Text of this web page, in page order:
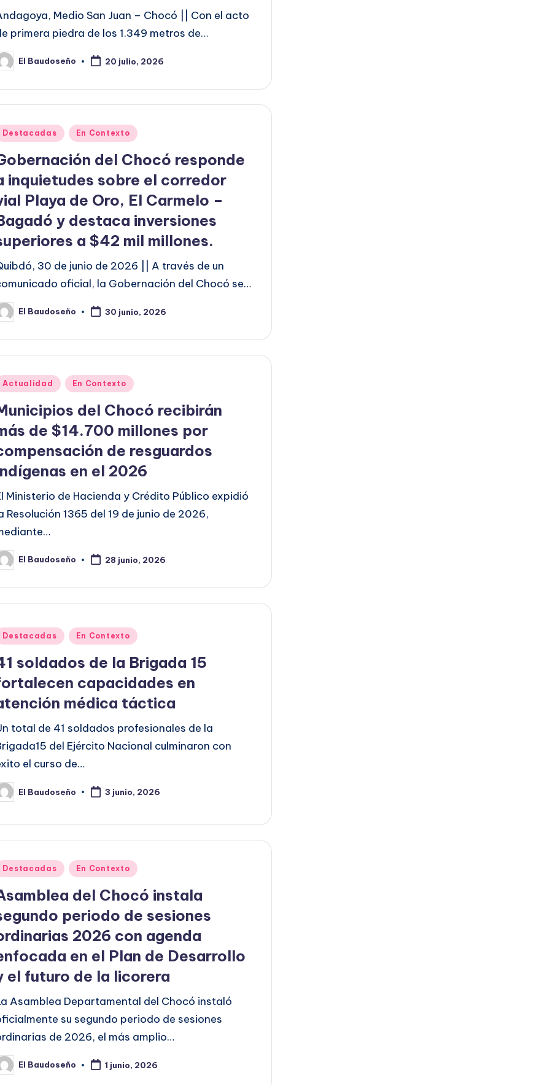
Medio San Juan – Chocó || Con el acto
primera piedra de los 1.349 metros de…
El Baudoseño 20 julio, 2026
Destacadas En Contexto
del Chocó responde
inquietudes sobre el corredor
Playa de Oro, El Carmelo –
y destaca inversiones
a $42 mil millones.
30 de junio de 2026 || A través de un
oficial, la Gobernación del Chocó se…
El Baudoseño 30 junio, 2026
Actualidad En Contexto
del Chocó recibirán
de $14.700 millones por
de resguardos
en el 2026
Ministerio de Hacienda y Crédito Público expidió
Resolución 1365 del 19 de junio de 2026,
El Baudoseño 28 junio, 2026
Destacadas En Contexto
soldados de la Brigada 15
capacidades en
médica táctica
total de 41 soldados profesionales de la
del Ejército Nacional culminaron con
el curso de…
El Baudoseño 3 junio, 2026
Destacadas En Contexto
del Chocó instala
periodo de sesiones
2026 con agenda
en el Plan de Desarrollo
el futuro de la licorera
Asamblea Departamental del Chocó instaló
su segundo periodo de sesiones
de 2026, el más amplio…
El Baudoseño 1 junio, 2026